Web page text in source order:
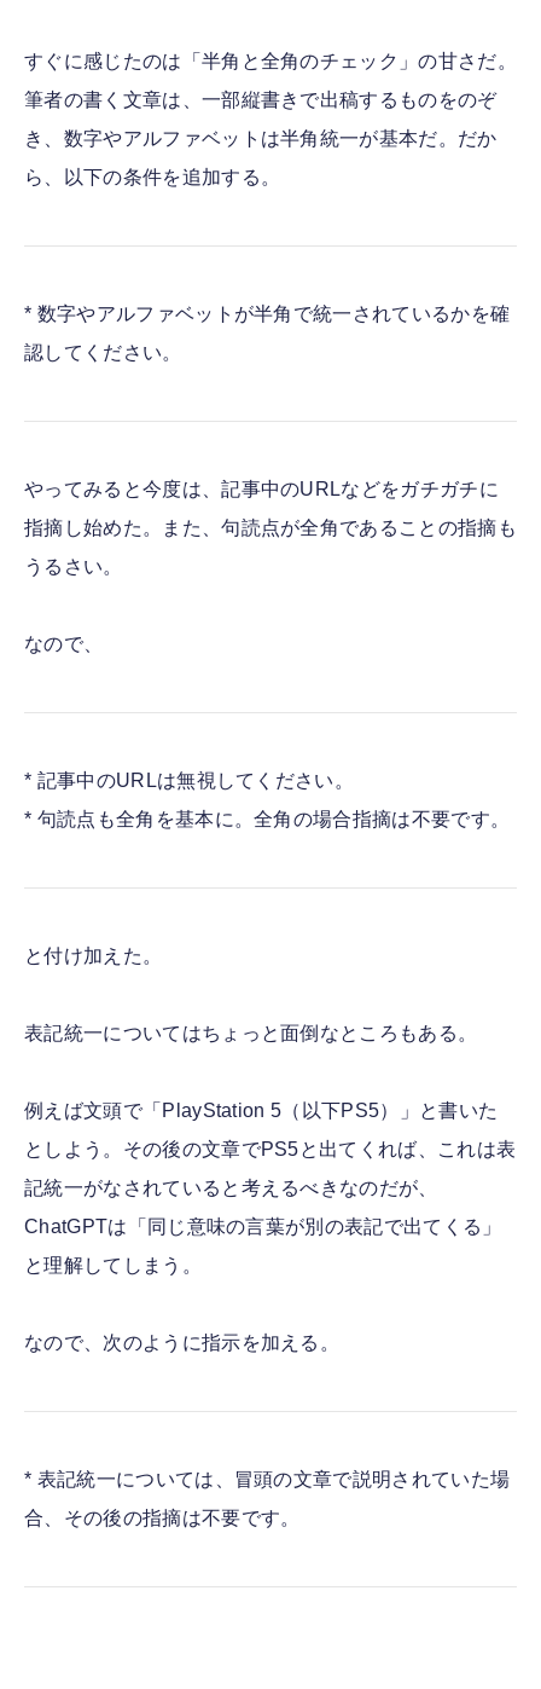
すぐに感じたのは「半角と全角のチェック」の甘さだ。
筆者の書く文章は、一部縦書きで出稿するものをのぞ
き、数字やアルファベットは半角統一が基本だ。だか
ら、以下の条件を追加する。
* 数字やアルファベットが半角で統一されているかを確
認してください。
やってみると今度は、記事中のURLなどをガチガチに
指摘し始めた。また、句読点が全角であることの指摘も
うるさい。
なので、
* 記事中のURLは無視してください。
* 句読点も全角を基本に。全角の場合指摘は不要です。
と付け加えた。
表記統一についてはちょっと面倒なところもある。
例えば文頭で「PlayStation 5（以下PS5）」と書いた
としよう。その後の文章でPS5と出てくれば、これは表
記統一がなされていると考えるべきなのだが、
ChatGPTは「同じ意味の言葉が別の表記で出てくる」
と理解してしまう。
なので、次のように指示を加える。
* 表記統一については、冒頭の文章で説明されていた場
合、その後の指摘は不要です。